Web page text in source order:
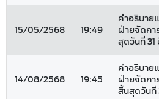
15/05/2568 19:49
คำอธิบาย
ฝ่ายจัดกา
สุดวันที่ 31
14/08/2568 19:45
คำอธิบาย
ฝ่ายจัดกา
สิ้นสุดวันที่